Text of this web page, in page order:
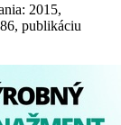
2015,
publikáciu